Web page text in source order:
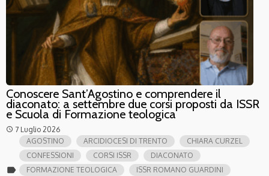
Conoscere Sant’Agostino e comprendere il
diaconato: a settembre due corsi proposti da ISSR
e Scuola di Formazione teologica
access_time 7 Luglio 2026
label
AGOSTINO ARCIDIOCESI DI TRENTO
CHIARA CURZEL
CONFESSIONI
CORSI ISSR
DIACONATO
FORMAZIONE TEOLOGICA
ISSR ROMANO GUARDINI